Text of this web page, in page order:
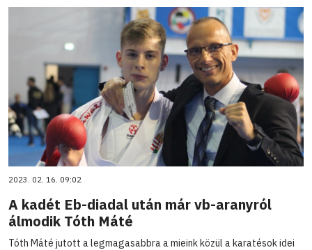
2023. 02. 16. 09:02
A kadét Eb-diadal után már vb-aranyról
álmodik Tóth Máté
Tóth Máté jutott a legmagasabbra a mieink közül a karatésok idei